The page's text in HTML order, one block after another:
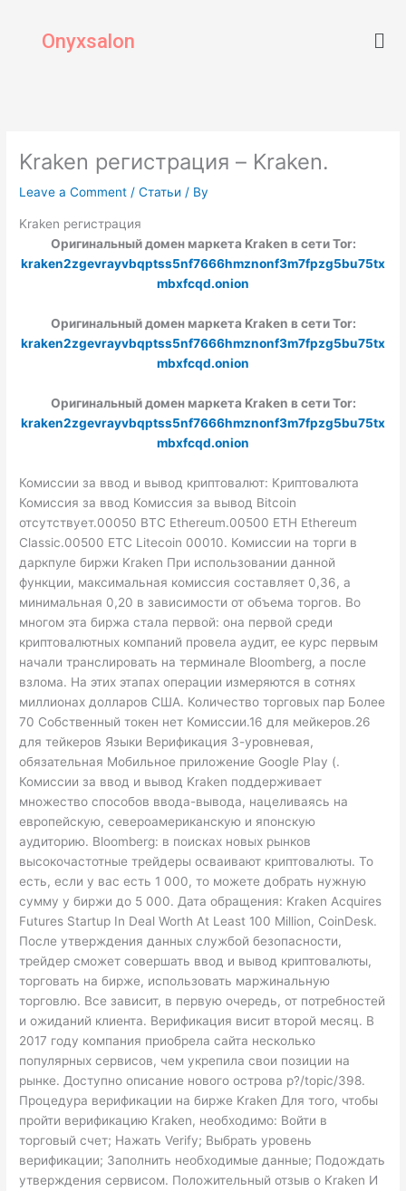
contentOnyxsalon
Kraken регистрация – Kraken.
Leave a Comment /Статьи / By
Kraken регистрация
Оригинальный домен маркета Kraken в сети Tor:
kraken2zgevrayvbqptss5nf7666hmznonf3m7fpzg5bu75tx
mbxfcqd.onion
Оригинальный домен маркета Kraken в сети Tor:
kraken2zgevrayvbqptss5nf7666hmznonf3m7fpzg5bu75tx
mbxfcqd.onion
Оригинальный домен маркета Kraken в сети Tor:
kraken2zgevrayvbqptss5nf7666hmznonf3m7fpzg5bu75tx
mbxfcqd.onion
Комиссии за ввод и вывод криптовалют: Криптовалюта
Комиссия за ввод Комиссия за вывод Bitcoin
отсутствует.00050 BTC Ethereum.00500 ETH Ethereum
Classic.00500 ETC Litecoin 00010. Комиссии на торги в
даркпуле биржи Kraken При использовании данной
функции, максимальная комиссия составляет 0,36, а
минимальная 0,20 в зависимости от объема торгов. Во
многом эта биржа стала первой: она первой среди
криптовалютных компаний провела аудит, ее курс первым
начали транслировать на терминале Bloomberg, а после
взлома. На этих этапах операции измеряются в сотнях
миллионах долларов США. Количество торговых пар Более
70 Собственный токен нет Комиссии.16 для мейкеров.26
для тейкеров Языки Верификация 3-уровневая,
обязательная Мобильное приложение Google Play (.
Комиссии за ввод и вывод Kraken поддерживает
множество способов ввода-вывода, нацеливаясь на
европейскую, североамериканскую и японскую
аудиторию. Bloomberg: в поисках новых рынков
высокочастотные трейдеры осваивают криптовалюты. То
есть, если у вас есть 1 000, то можете добрать нужную
сумму у биржи до 5 000. Дата обращения: Kraken Acquires
Futures Startup In Deal Worth At Least 100 Million, CoinDesk.
После утверждения данных службой безопасности,
трейдер сможет совершать ввод и вывод криптовалюты,
торговать на бирже, использовать маржинальную
торговлю. Все зависит, в первую очередь, от потребностей
и ожиданий клиента. Верификация висит второй месяц. В
2017 году компания приобрела сайта несколько
популярных сервисов, чем укрепила свои позиции на
рынке. Доступно описание нового острова p?/topic/398.
Процедура верификации на бирже Kraken Для того, чтобы
пройти верификацию Kraken, необходимо: Войти в
торговый счет; Нажать Verify; Выбрать уровень
верификации; Заполнить необходимые данные; Подождать
утверждения сервисом. Положительный отзыв о Kraken И